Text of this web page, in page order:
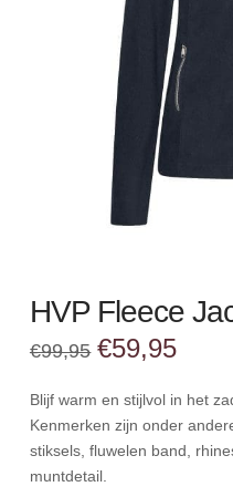
HVP Fleece
€99,95 Oorspronkelijke
prijs
€99,95.
€59,95
Blijf warm en stijlvol in het
Kenmerken zijn onder
stiksels, fluwelen band,
muntdetail.